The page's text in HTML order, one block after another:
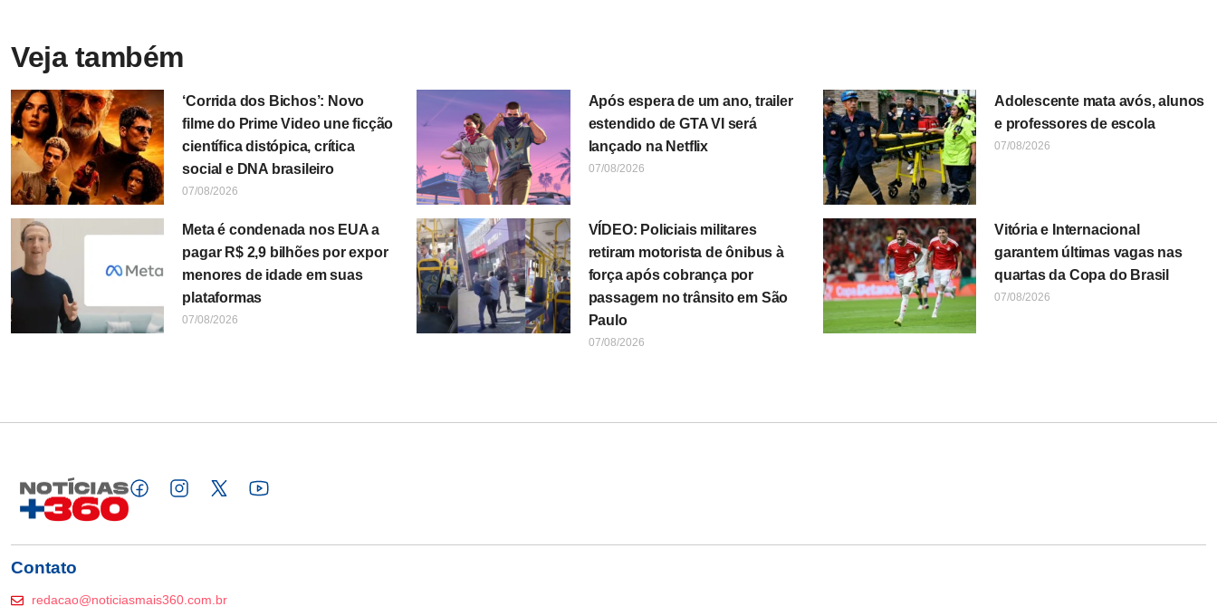
Veja também
‘Corrida dos Bichos’: Novo
filme do Prime Video une ficção
científica distópica, crítica
social e DNA brasileiro
07/08/2026
Após espera de um ano, trailer
estendido de GTA VI será
lançado na Netflix
07/08/2026
Adolescente mata avós, alunos
e professores de escola
07/08/2026
Meta é condenada nos EUA a
pagar R$ 2,9 bilhões por expor
menores de idade em suas
plataformas
07/08/2026
VÍDEO: Policiais militares
retiram motorista de ônibus à
força após cobrança por
passagem no trânsito em São
Paulo
07/08/2026
Vitória e Internacional
garantem últimas vagas nas
quartas da Copa do Brasil
07/08/2026
Contato
redacao@noticiasmais360.com.br